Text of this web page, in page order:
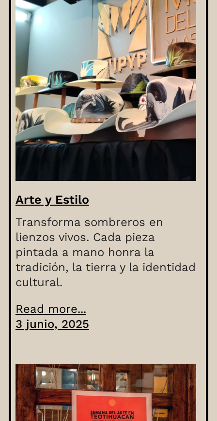
Arte y Estilo
Transforma sombreros en
lienzos vivos. Cada pieza
pintada a mano honra la
tradición, la tierra y la identidad
cultural.
Read more...
3 junio, 2025